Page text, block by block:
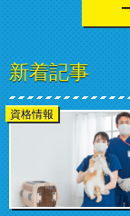
新着記事
資格情報